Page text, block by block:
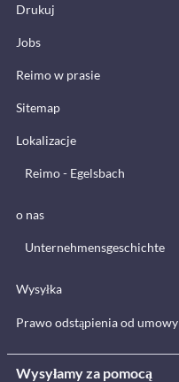
Drukuj
Jobs
Reimo w prasie
Sitemap
Lokalizacje
Reimo - Egelsbach
o nas
Unternehmensgeschichte
Wysyłka
Prawo odstąpienia od umowy
Wysyłamy za pomocą